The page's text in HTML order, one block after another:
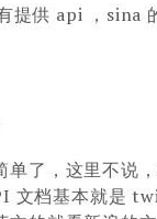
供 api ，sina
单了，这里不说
文档基本就是